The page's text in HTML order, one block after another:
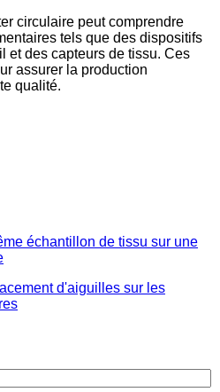
circulaire peut comprendre
tels que des dispositifs
et des capteurs de tissu. Ces
assurer la production
qualité.
échantillon de tissu sur une
d'aiguilles sur les